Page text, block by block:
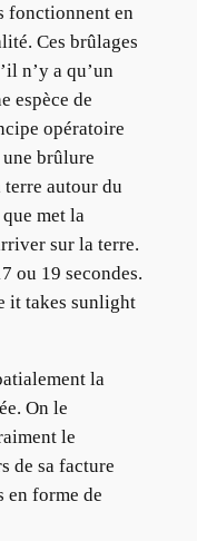
fonctionnent en
Ces brûlages
n’y a qu’un
espèce de
opératoire
brûlure
autour du
met la
sur la terre.
ou 19 secondes.
it takes sunlight
la
On le
le
de sa facture
en forme de